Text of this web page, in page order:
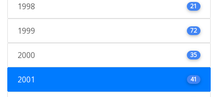
1998 21
1999 72
2000 35
2001 41